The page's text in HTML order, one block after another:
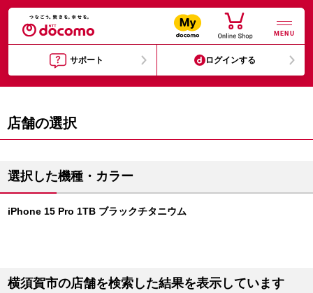
MENU
サポート ログインする
店舗の選択
選択した機種・カラー
iPhone 15 Pro 1TB ブラックチタニウム
横須賀市の店舗を検索した結果を表示しています